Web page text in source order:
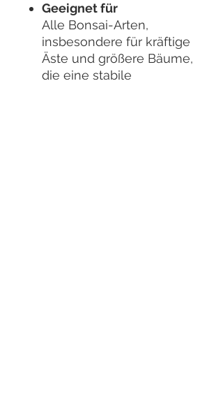
Geeignet für
Alle Bonsai-Arten,
insbesondere für kräftige
Äste und größere Bäume,
die eine stabile